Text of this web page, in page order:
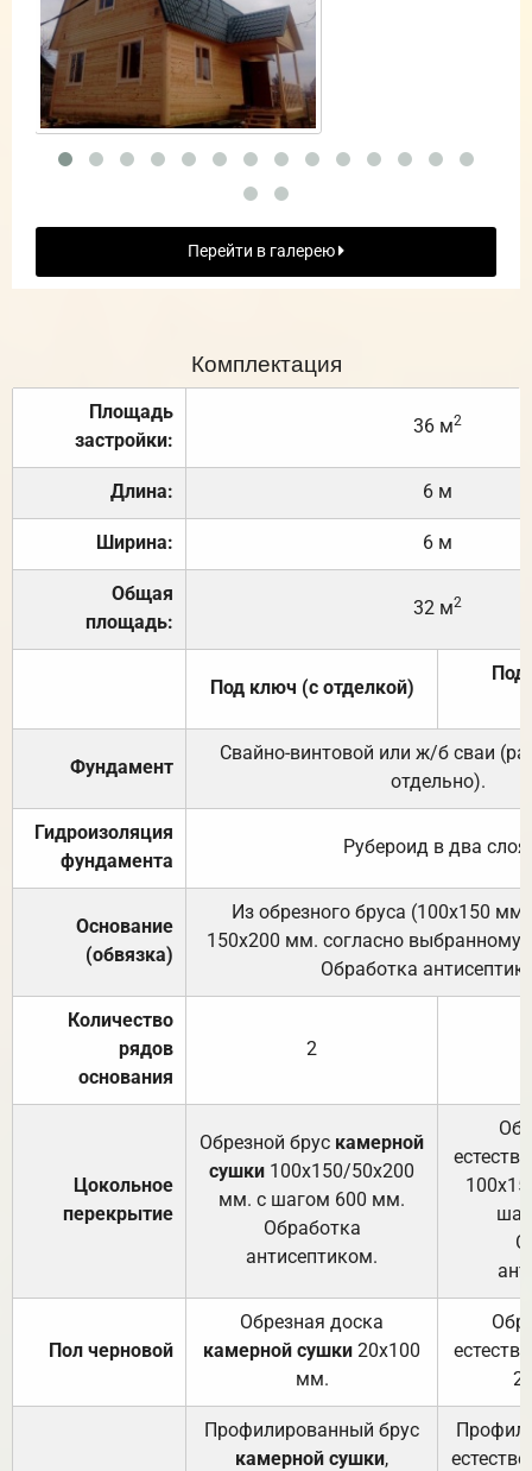
Перейти в галерею
Комплектация
Площадь
застройки:
36 м2
Длина: 6 м
Ширина: 6 м
Общая
площадь:
32 м2
Под ключ (с отделкой)
Под
Фундамент
Свайно-винтовой или ж/б сваи
отдельно).
Гидроизоляция
фундамента
Рубероид в два слоя.
Основание
(обвязка)
Из обрезного бруса (100х150
150х200 мм. согласно выбранному
Обработка
Количество
рядов
основания
2
Цокольное
перекрытие
Обрезной брус камерной
сушки 100х150/50х200
мм. с шагом 600 мм.
Обработка
антисептиком.
Пол черновой
Обрезная доска
камерной сушки 20х100
мм.
Профилированный брус
камерной сушки,